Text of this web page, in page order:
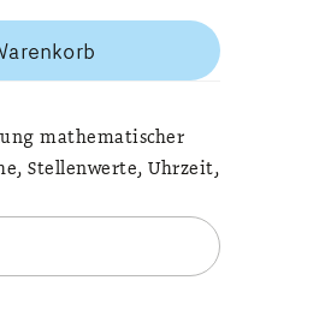
mathematischer
Stellenwerte, Uhrzeit,